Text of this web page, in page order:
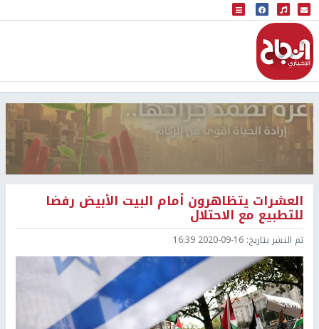
البث المباشر
إذاعة النجاح
العشرات يتظاهرون أمام البيت الأبيض رفضا
للتطبيع مع الاحتلال
تم النشر بتاريخ: 2020-09-16 16:39